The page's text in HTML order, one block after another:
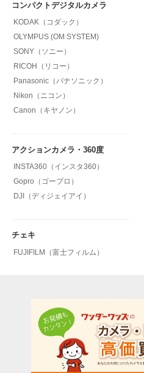
コンパクトデジタルカメラ
KODAK（コダック）
OLYMPUS (OM SYSTEM)
SONY（ソニー）
RICOH（リコー）
Panasonic（パナソニック）
Nikon（ニコン）
Canon（キヤノン）
アクションカメラ・360度
INSTA360（インスタ360）
Gopro（ゴープロ）
DJI（ディジェイアイ）
チェキ
FUJIFILM（富士フィルム）